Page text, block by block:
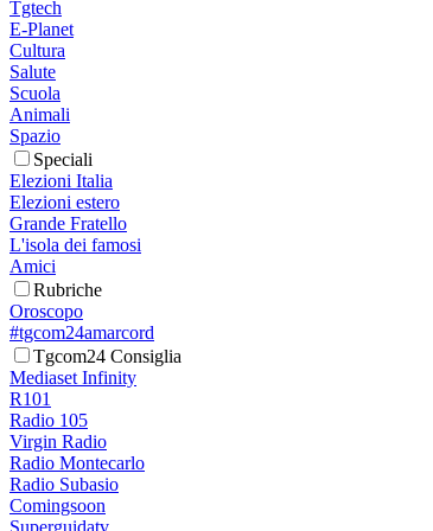
Tgtech
E-Planet
Cultura
Salute
Scuola
Animali
Spazio
Speciali
Elezioni Italia
Elezioni estero
Grande Fratello
L'isola dei famosi
Amici
Rubriche
Oroscopo
#tgcom24amarcord
Tgcom24 Consiglia
Mediaset Infinity
R101
Radio 105
Virgin Radio
Radio Montecarlo
Radio Subasio
Comingsoon
Superguidatv